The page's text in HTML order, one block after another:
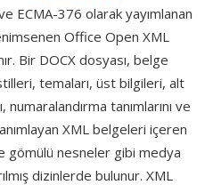
ECMA-376 olarak yayımlanan
Office Open XML
Bir DOCX dosyası, belge
temaları, üst bilgileri, alt
tanımlarını ve
XML belgeleri içeren
gömülü nesneler gibi medya
dizinlerde bulunur. XML